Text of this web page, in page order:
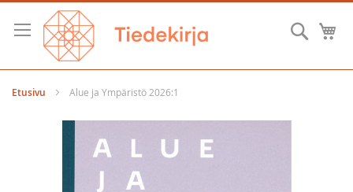
Skip
Content
Hae
Etusivu Alue ja Ympäristö 2026:1